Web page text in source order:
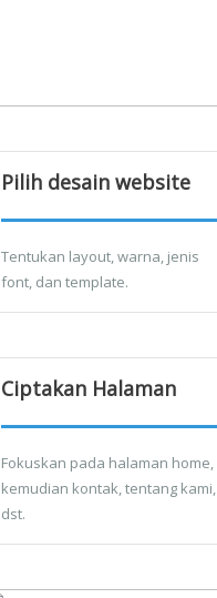
Pilih desain website
Tentukan layout, warna, jenis
font, dan template.
Ciptakan Halaman
Fokuskan pada halaman home,
kemudian kontak, tentang kami,
dst.